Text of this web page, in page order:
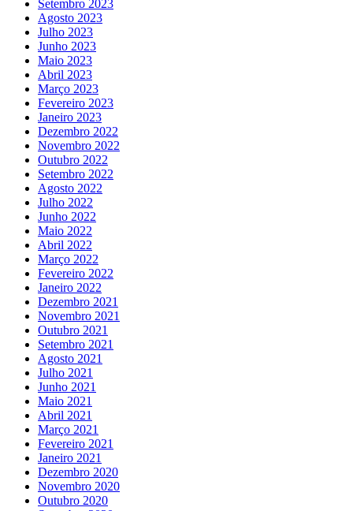
Setembro 2023
Agosto 2023
Julho 2023
Junho 2023
Maio 2023
Abril 2023
Março 2023
Fevereiro 2023
Janeiro 2023
Dezembro 2022
Novembro 2022
Outubro 2022
Setembro 2022
Agosto 2022
Julho 2022
Junho 2022
Maio 2022
Abril 2022
Março 2022
Fevereiro 2022
Janeiro 2022
Dezembro 2021
Novembro 2021
Outubro 2021
Setembro 2021
Agosto 2021
Julho 2021
Junho 2021
Maio 2021
Abril 2021
Março 2021
Fevereiro 2021
Janeiro 2021
Dezembro 2020
Novembro 2020
Outubro 2020